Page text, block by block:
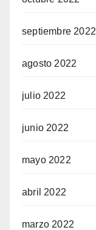
septiembre 2022
agosto 2022
julio 2022
junio 2022
mayo 2022
abril 2022
marzo 2022